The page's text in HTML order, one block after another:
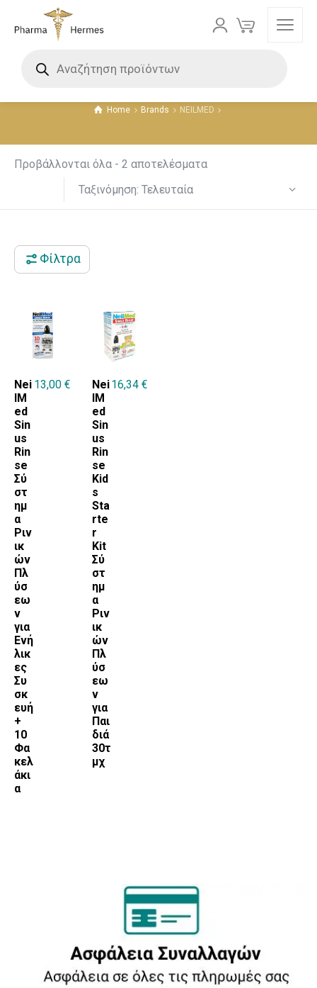
Home Brands NEILMED
Προβάλλονται όλα - 2 αποτελέσματα
Ταξινόμηση: Τελευταία
Φίλτρα
28 €
13 17 21 24 28
Nei
lM
ed
Sin
us
Rin
se
Σύ
στ
ημ
α
Ριν
ικ
ών
Πλ
ύσ
εω
ν
για
Ενή
λικ
ες
Συ
σκ
ευή
+
10
Φα
κελ
άκι
α
13,00 €
Nei
lM
ed
Sin
us
Rin
se
Kid
s
Sta
rte
r
Kit
Σύ
στ
ημ
α
Ριν
ικ
ών
Πλ
ύσ
εω
ν
για
Παι
διά
30τ
μχ
16,34 €